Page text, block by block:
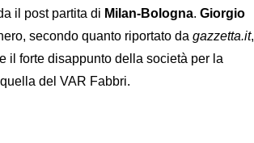
il post partita di Milan-Bologna. Giorgio
secondo quanto riportato da gazzetta.it,
il forte disappunto della società per la
del VAR Fabbri.